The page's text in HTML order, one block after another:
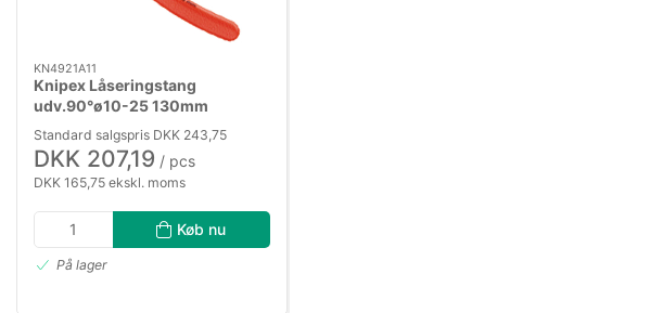
KN4921A11
Knipex Låseringstang
udv.90°ø10-25 130mm
Standard salgspris DKK 243,75
DKK 207,19 / pcs
DKK 165,75 ekskl. moms
Køb nu
På lager